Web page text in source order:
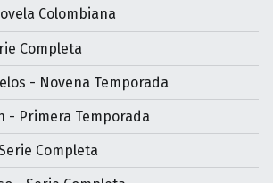
Colombiana
Completa
- Novena Temporada
- Primera Temporada
Completa